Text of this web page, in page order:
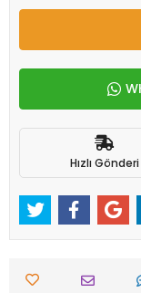
Hızlı Gönderi